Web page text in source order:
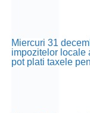
Miercuri 31
impozitelor locale
pot plati taxele